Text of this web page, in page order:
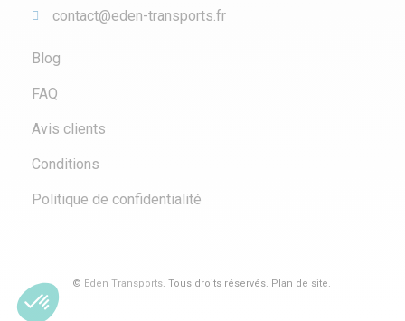
contact@eden-transports.fr
Blog
FAQ
Avis clients
Conditions
Politique de confidentialité
© Eden Transports. Tous droits réservés. Plan de site.